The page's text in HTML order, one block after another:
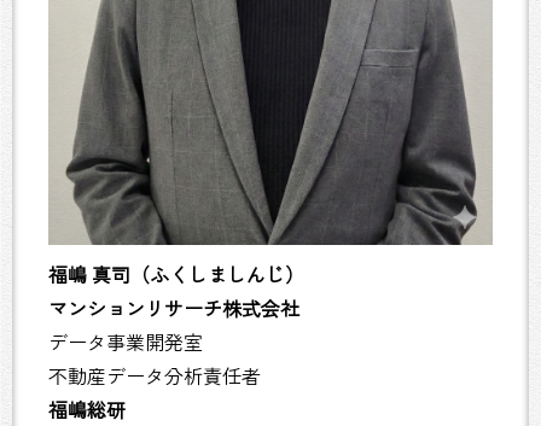
福嶋 真司（ふくしましんじ）
マンションリサーチ株式会社
データ事業開発室
不動産データ分析責任者
福嶋総研